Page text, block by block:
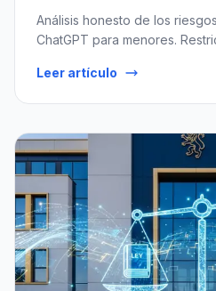
Análisis honesto de los
ChatGPT para menores.
españoles y reglas prácticas
Leer artículo